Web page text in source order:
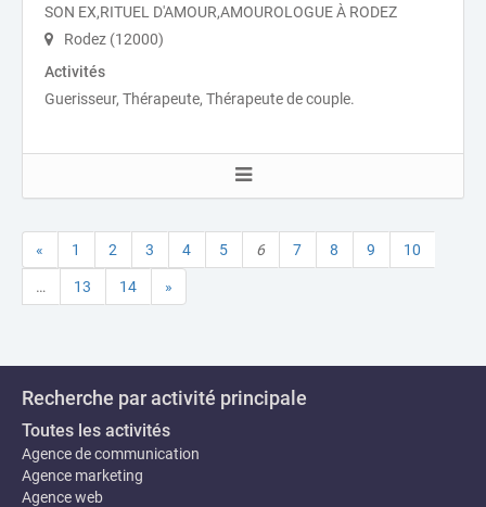
SON EX,RITUEL D'AMOUR,AMOUROLOGUE À RODEZ
Rodez (12000)
Activités
Guerisseur, Thérapeute, Thérapeute de couple.
« 1 2 3 4 5 6 7 8 9 10
… 13 14 »
Recherche par activité principale
Toutes les activités
Agence de communication
Agence marketing
Agence web